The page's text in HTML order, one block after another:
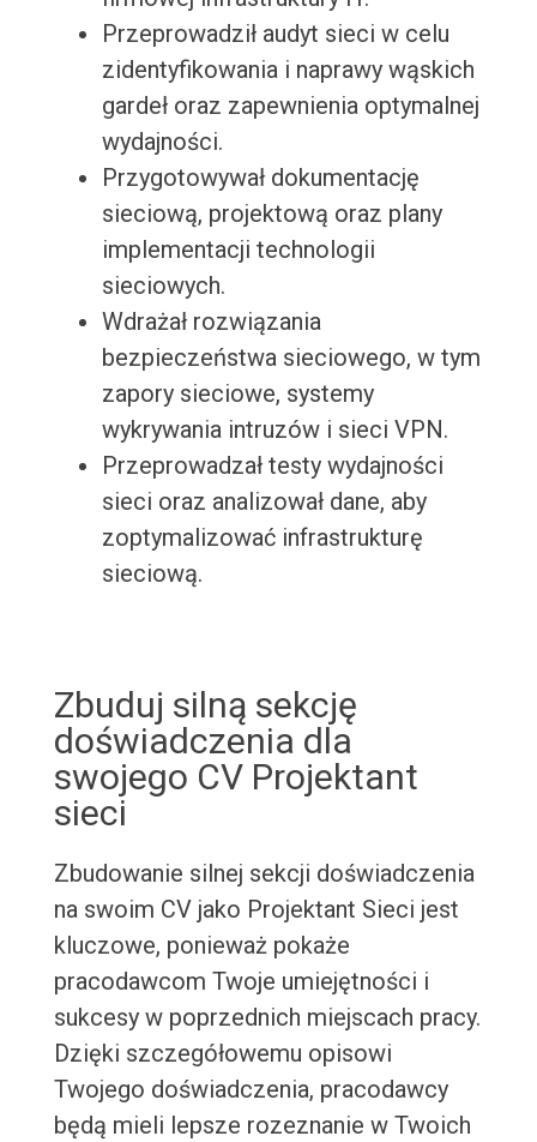
Przeprowadził audyt sieci w celu
zidentyfikowania i naprawy wąskich
gardeł oraz zapewnienia optymalnej
wydajności.
Przygotowywał dokumentację
sieciową, projektową oraz plany
implementacji technologii
sieciowych.
Wdrażał rozwiązania
bezpieczeństwa sieciowego, w tym
zapory sieciowe, systemy
wykrywania intruzów i sieci VPN.
Przeprowadzał testy wydajności
sieci oraz analizował dane, aby
zoptymalizować infrastrukturę
sieciową.
Zbuduj silną sekcję
doświadczenia dla
swojego CV Projektant
sieci
Zbudowanie silnej sekcji doświadczenia
na swoim CV jako Projektant Sieci jest
kluczowe, ponieważ pokaże
pracodawcom Twoje umiejętności i
sukcesy w poprzednich miejscach pracy.
Dzięki szczegółowemu opisowi
Twojego doświadczenia, pracodawcy
będą mieli lepsze rozeznanie w Twoich